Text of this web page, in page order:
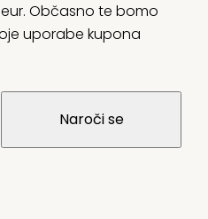
Občasno te bomo
uporabe kupona